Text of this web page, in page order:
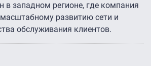
в западном регионе, где компания
развитию сети и
обслуживания клиентов.